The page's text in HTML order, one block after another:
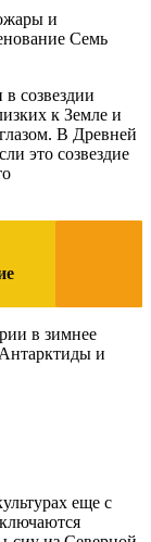
и
Семь
созвездии
к Земле и
В Древней
это созвездие
в зимнее
и
еще с